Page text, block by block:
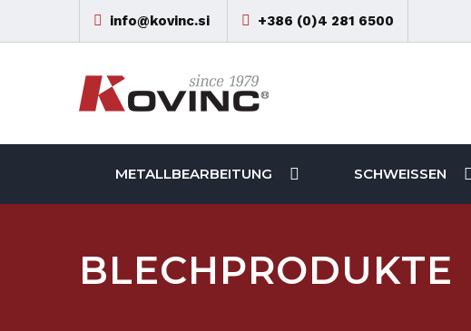
info@kovinc.si +386 (0)4 281 6500
METALLBEARBEITUNG SCHWEISSEN
BLECHPRODUKTE